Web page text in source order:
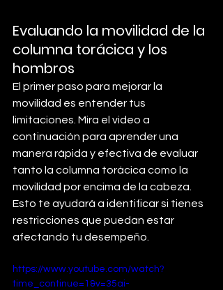
Evaluando la movilidad de la
columna torácica y los
hombros
El primer paso para mejorar la
movilidad es entender tus
limitaciones. Mira el video a
continuación para aprender una
manera rápida y efectiva de evaluar
tanto la columna torácica como la
movilidad por encima de la cabeza.
Esto te ayudará a identificar si tienes
restricciones que puedan estar
afectando tu desempeño.
https://www.youtube.com/watch?
time_continue=1&v=35ai-